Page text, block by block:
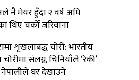
नै मेयर हुँदा २ वर्ष अघि
थिए चर्को जरिवाना
शृंखलाबद्ध चोरी: भारतीय
चोरीमा संलग्न, चिनियाँले ‘रेकी’
नेपालीले घर देखाउने